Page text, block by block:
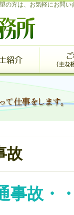
の方は、お気軽にお問い
故
事故・